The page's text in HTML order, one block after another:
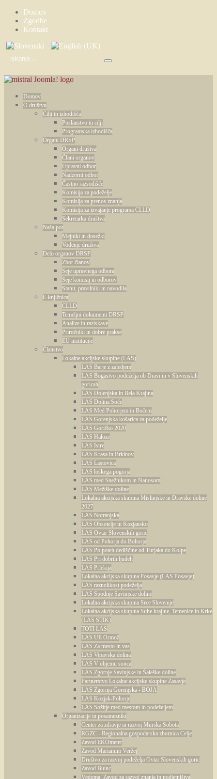
Domov
Zgodbe
Kontakt
Domov
O društvu
Cilji in izhodišča
Poslanstvo in cilji
Programska izhodišča
Organi DRSP
Organi društva
Člani organov
Upravni odbor
Nadzorni odbor
Častno razsodišče
Komisija za podeželje
Komisija za prenos znanja
Komisija za izvajanje programa CLLD
Sekretarka društva
Naša pot
Mejniki in dosežki
Vodenje društva
Delo organov DRSP
Zbor članov
Seje upravnega odbora
Seje komisij in odborov
Statut, pravilniki in navodila
E-knjižnica
CLLD
Temeljni dokumenti DRSP
Analize in raziskave
Priročniki in dobre prakse
EU institucije
Članstvo
Lokalne akcijske skupine (LAS)
LAS Barje z zaledjem
LAS Bogastvo podeželja ob Dravi in v Slovenskih
goricah
LAS Dolenjska in Bela Krajina
LAS Dolina Soče
LAS Med Pohorjem in Bočem
LAS Gorenjska košarica za podeželje
LAS Goričko 2020
LAS Haloze
LAS Istre
LAS Krasa in Brkinov
LAS Lastovica
LAS loškega pogorja
LAS med Snežnikom in Nanosom
LAS Mežiške doline
Lokalna akcijska skupina Mislinjske in Dravske doline
2027
LAS Notranjska
LAS Obsotelje in Kozjansko
LAS Ovtar Slovenskih goric
LAS od Pohorja do Bohorja
LAS Po poteh dediščine od Turjaka do Kolpe
LAS Pri dobrih ljudeh
LAS Prlekija
Lokalna akcijska skupina Posavje (LAS Posavje)
LAS raznolikost podeželja
LAS Spodnje Savinjske doline
Lokalna akcijska skupina Srce Slovenije
Lokalna akcijska skupina Suhe krajine, Temenice in Krke
(LAS STIK)
TOTI LAS
LAS UE Ormož
LAS Za mesto in vas
LAS Vipavska dolina
LAS V objemu sonca
LAS Zgornje Savinjske in Šaleške doline
Partnerstvo Lokalne akcijske skupine Zasavje
LAS Zgornja Gorenjska - BOJA
LAS Kozjak-Pohorje
LAS Sožitje med mestom in podeželjem
Organizacije in posamezniki
Center za zdravje in razvoj Murska Sobota
RGZC - Regionalna gospodarska zbornica Celje
Zavod EKOmeter
Zavod Marianum Veržej
Društvo za razvoj podeželja Ovtar Slovenskih goric
Zavod Buinc
Vedoma, Zavod za razvoj znanja in podjetništva